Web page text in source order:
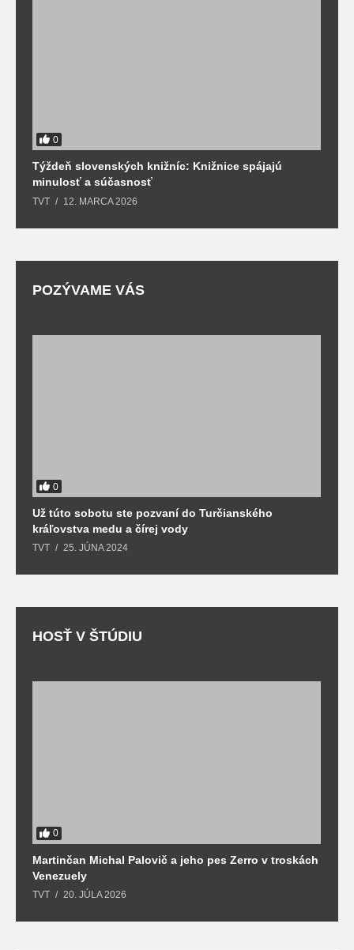
0
Týždeň slovenských knižníc: Knižnice spájajú
minulosť a súčasnosť
TVT 12. MARCA 2026
POZÝVAME VÁS
0
Už túto sobotu ste pozvaní do Turčianského
kráľovstva medu a čírej vody
TVT 25. JÚNA 2024
HOSŤ V ŠTÚDIU
0
Martinčan Michal Palovič a jeho pes Zerro v troskách
Venezuely
TVT 20. JÚLA 2026